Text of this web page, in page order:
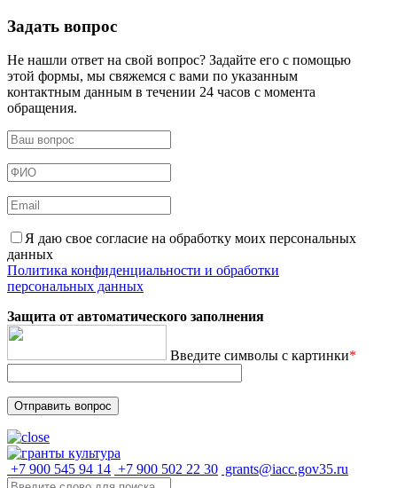
Задать вопрос
Не нашли ответ на свой вопрос? Задайте его с помощью
этой формы, мы свяжемся с вами по указанным
контактным данным в течении 24 часов с момента
обращения.
Я даю свое согласие на обработку моих персональных
данных
Политика конфиденциальности и обработки
персональных данных
Защита от автоматического заполнения
Введите символы с картинки*
+7 900 545 94 14 +7 900 502 22 30 grants@iacc.gov35.ru